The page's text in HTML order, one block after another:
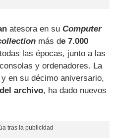
atesora en suComputer
más de 7.000
las épocas, junto a las
y ordenadores. La
en su décimo aniversario,
archivo, ha dado nuevos